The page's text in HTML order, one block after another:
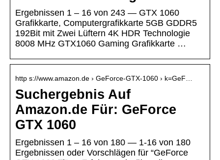
Ergebnissen 1 – 16 von 243 — GTX 1060
Grafikkarte, Computergrafikkarte 5GB GDDR5
192Bit mit Zwei Lüftern 4K HDR Technologie
8008 MHz GTX1060 Gaming Grafikkarte …
http s://www.amazon.de › GeForce-GTX-1060 › k=GeF…
Suchergebnis Auf
Amazon.de Für: GeForce
GTX 1060
Ergebnissen 1 – 16 von 180 — 1-16 von 180
Ergebnissen oder Vorschlägen für “GeForce